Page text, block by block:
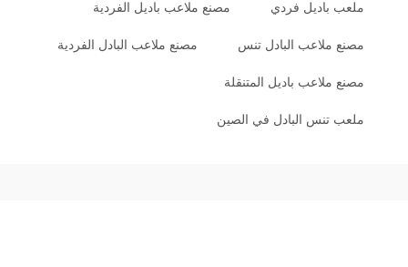
ملعب باديل فردي مصنع ملاعب باديل الفردية
مصنع ملاعب البادل تنس مصنع ملاعب البادل الفردية
مصنع ملاعب باديل المتنقلة
ملعب تنس البادل في الصين